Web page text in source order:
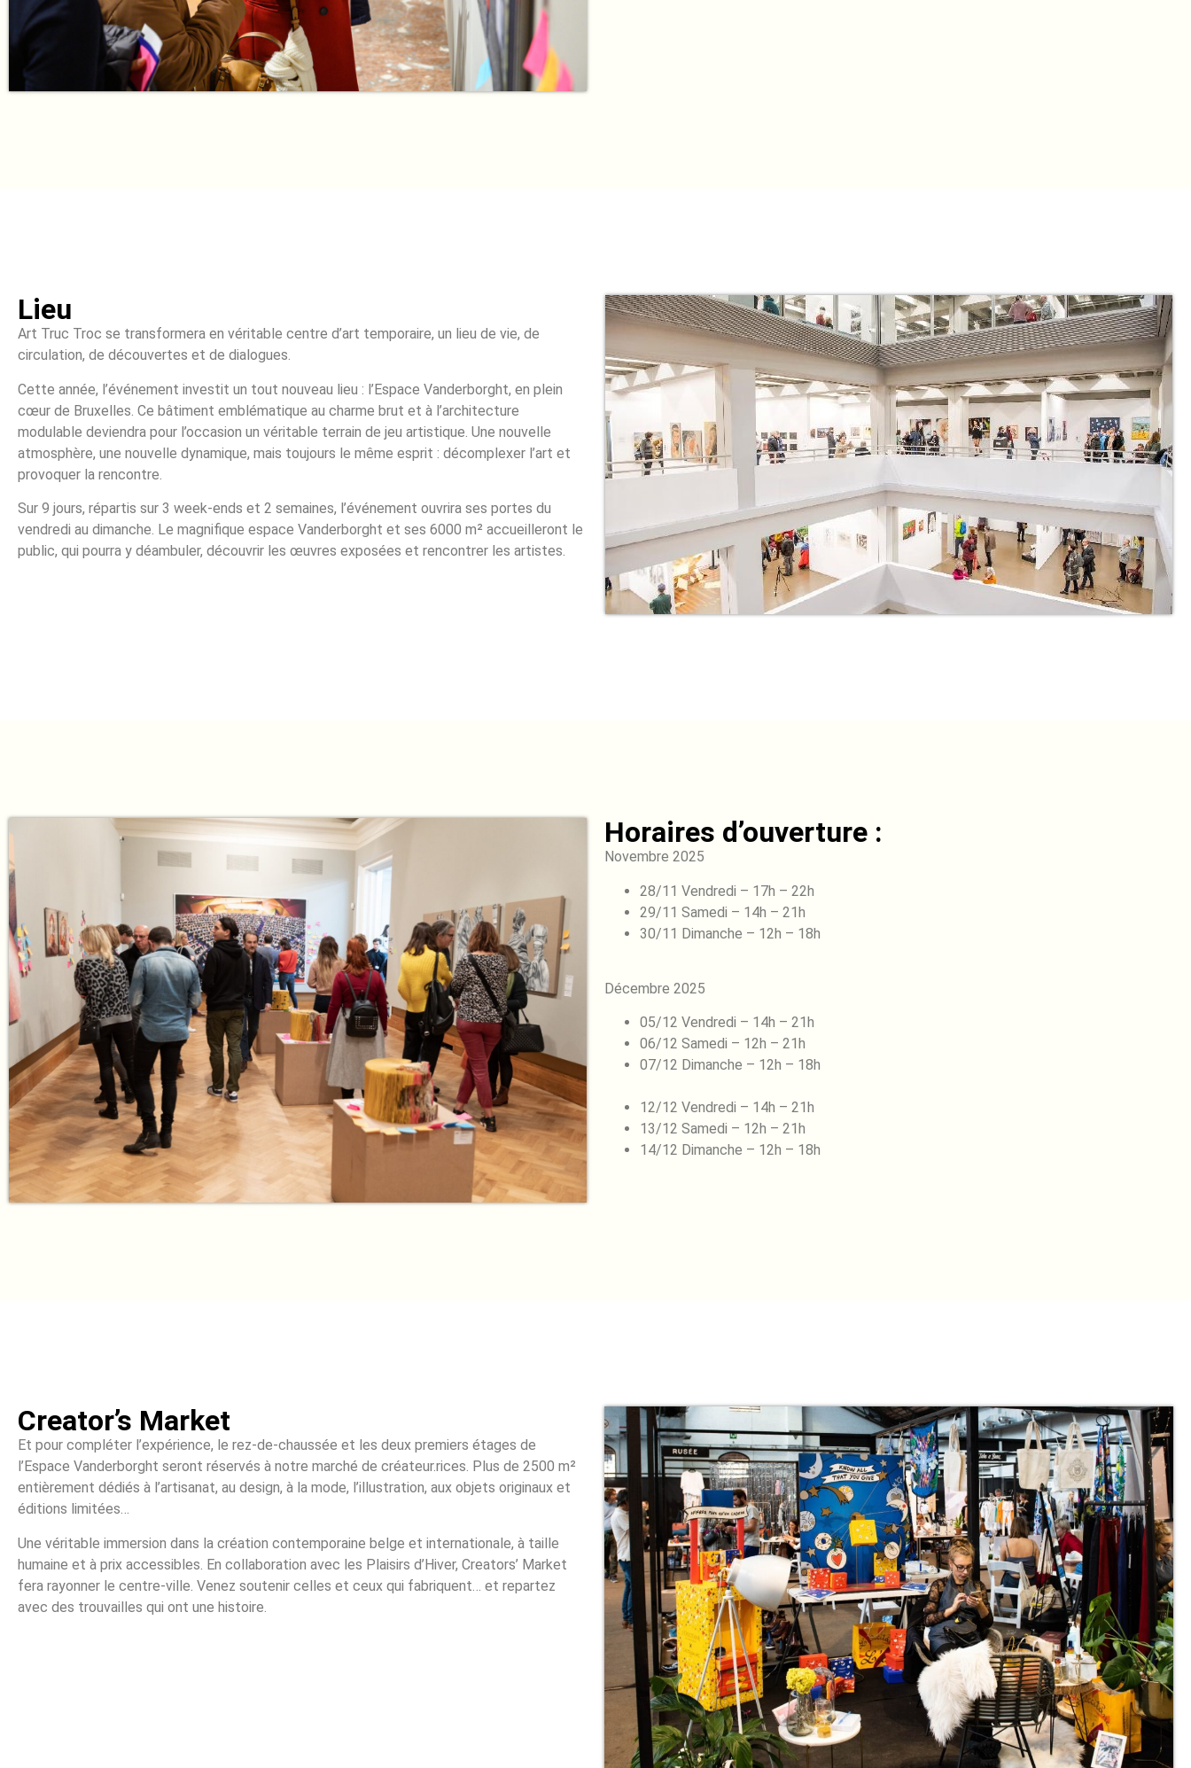
Lieu
Art Truc Troc se transformera en véritable centre d’art temporaire, un lieu de vie, de
circulation, de découvertes et de dialogues.
Cette année, l’événement investit un tout nouveau lieu : l’Espace Vanderborght, en plein
cœur de Bruxelles. Ce bâtiment emblématique au charme brut et à l’architecture
modulable deviendra pour l’occasion un véritable terrain de jeu artistique. Une nouvelle
atmosphère, une nouvelle dynamique, mais toujours le même esprit : décomplexer l’art et
provoquer la rencontre.
Sur 9 jours, répartis sur 3 week-ends et 2 semaines, l’événement ouvrira ses portes du
vendredi au dimanche. Le magnifique espace Vanderborght et ses 6000 m² accueilleront le
public, qui pourra y déambuler, découvrir les œuvres exposées et rencontrer les artistes.
Horaires d’ouverture :
Novembre 2025
28/11 Vendredi – 17h – 22h
29/11 Samedi – 14h – 21h
30/11 Dimanche – 12h – 18h
Décembre 2025
05/12 Vendredi – 14h – 21h
06/12 Samedi – 12h – 21h
07/12 Dimanche – 12h – 18h
12/12 Vendredi – 14h – 21h
13/12 Samedi – 12h – 21h
14/12 Dimanche – 12h – 18h
Creator’s Market
Et pour compléter l’expérience, le rez-de-chaussée et les deux premiers étages de
l’Espace Vanderborght seront réservés à notre marché de créateur.rices. Plus de 2500 m²
entièrement dédiés à l’artisanat, au design, à la mode, l’illustration, aux objets originaux et
éditions limitées…
Une véritable immersion dans la création contemporaine belge et internationale, à taille
humaine et à prix accessibles. En collaboration avec les Plaisirs d’Hiver, Creators’ Market
fera rayonner le centre-ville. Venez soutenir celles et ceux qui fabriquent… et repartez
avec des trouvailles qui ont une histoire.